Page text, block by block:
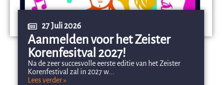
27 Juli 2026
Aanmelden voor het Zeister
Korenfesitval 2027!
Na de zeer succesvolle eerste editie van het Zeister
Korenfestival zal in 2027 w...
Lees verder »